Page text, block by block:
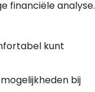
financiële analyse.
kunt
bij